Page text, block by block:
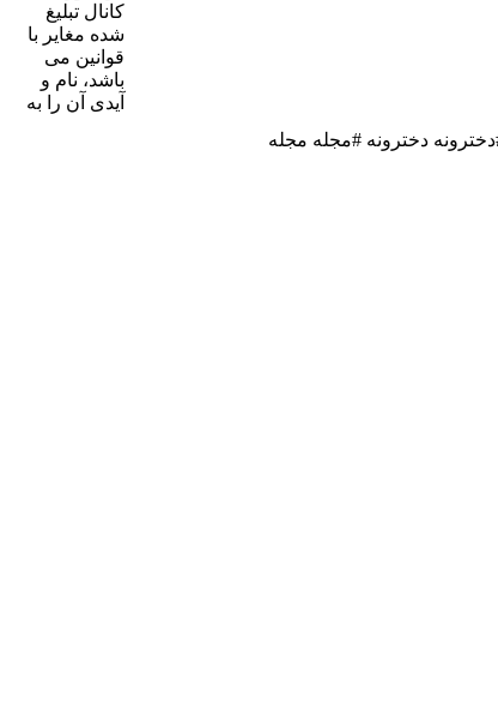
دخترونه #مجله مجله
کانال تبلیغ
شده مغایر با
قوانین می
باشد، نام و
آیدی آن را به